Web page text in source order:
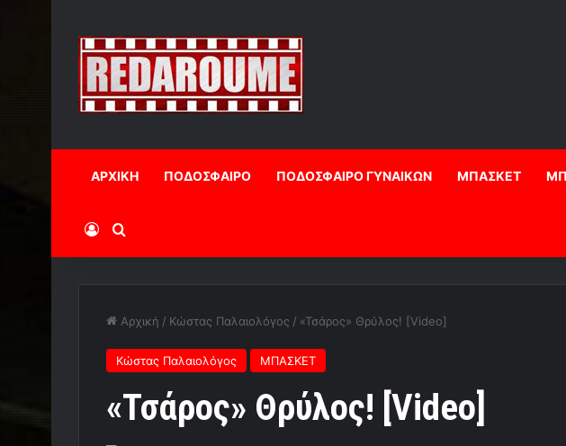
ΑΡΧΙΚΗ ΠΟΔΟΣΦΑΙΡΟ ΠΟΔΟΣΦΑΙΡΟ ΓΥΝΑΙΚΩΝ ΜΠΑΣΚΕΤ
Log InΑναζήτηση
Αρχική / Κώστας Παλαιολόγος / «Τσάρος» Θρύλος! [Video]
Κώστας Παλαιολόγος ΜΠΑΣΚΕΤ
«Τσάρος» Θρύλος! [Video]